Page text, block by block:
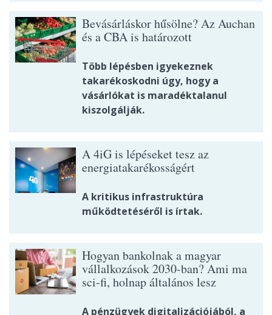
Bevásárláskor hűsölne? Az Auchan
és a CBA is határozott
Több lépésben igyekeznek
takarékoskodni úgy, hogy a
vásárlókat is maradéktalanul
kiszolgálják.
A 4iG is lépéseket tesz az
energiatakarékosságért
A kritikus infrastruktúra
működtetéséről is írtak.
Hogyan bankolnak a magyar
vállalkozások 2030-ban? Ami ma
sci-fi, holnap általános lesz
A pénzügyek digitalizációjából, a